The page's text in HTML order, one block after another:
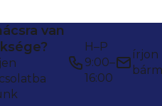
van
H–P
9:00–
16:00
írjon